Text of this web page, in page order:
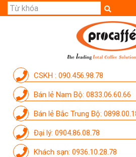
CSKH : 090.456.98.78
Bán lẻ Nam Bộ: 0833.06.60.66
Bán lẻ Bắc Trung Bộ:
Đại lý: 0904.86.08.78
Khách sạn: 0936.10.28.78
DỊCH VỤ
CẨM NANG
THÀNH VIÊN PROCAFFE
KHUYẾN MÃI
SỰ KIỆN THƯƠNG HIỆU